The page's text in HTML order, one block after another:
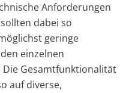
Anforderungen
dabei so
geringe
einzelnen
Gesamtfunktionalität
auf diverse,